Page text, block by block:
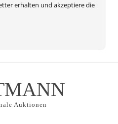
erhalten und akzeptiere die
Auktionen